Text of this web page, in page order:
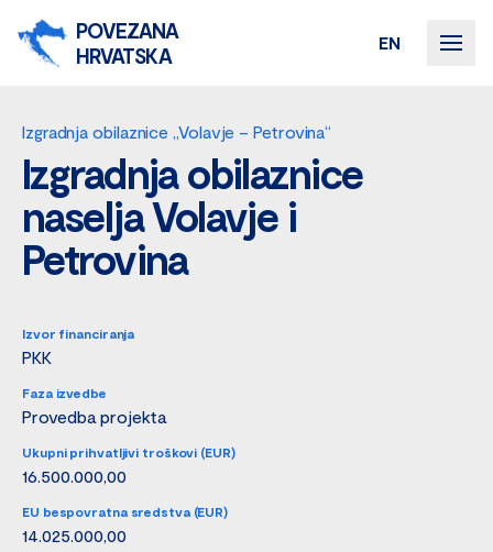
POVEZANA
HRVATSKA
EN
Izgradnja obilaznice „Volavje – Petrovina“
Izgradnja obilaznice
naselja Volavje i
Petrovina
Izvor financiranja
PKK
Faza izvedbe
Provedba projekta
Ukupni prihvatljivi troškovi (EUR)
16.500.000,00
EU bespovratna sredstva (EUR)
14.025.000,00